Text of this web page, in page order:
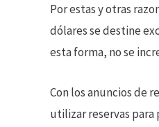
Por estas y otras
dólares se destine
esta forma, no se
Con los anuncios de
utilizar reservas para